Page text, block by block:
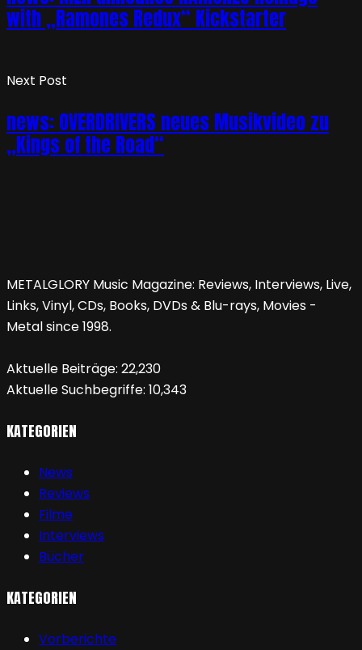
with „Ramones Redux“ Kickstarter
Next Post
news: OVERDRIVERS neues Musikvideo zu
„Kings of the Road“
METALGLORY Music Magazine: Reviews, Interviews, Live,
Links, Vinyl, CDs, Books, DVDs & Blu-rays, Movies -
Metal since 1998.
Aktuelle Beiträge: 22,230
Aktuelle Suchbegriffe: 10,343
KATEGORIEN
News
Reviews
Filme
Interviews
Bücher
KATEGORIEN
Vorberichte